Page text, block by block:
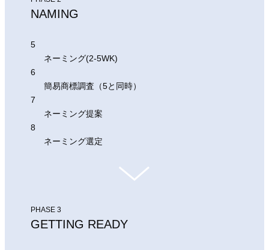
NAMING
5
ネーミング(2-5WK)
6
簡易商標調査（5と同時）
7
ネーミング提案
8
ネーミング選定
PHASE 3
GETTING READY